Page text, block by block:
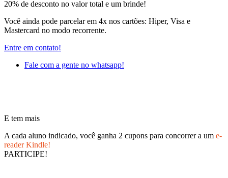
20% de desconto no valor total e um brinde!
Você ainda pode parcelar em 4x nos cartões: Hiper, Visa e
Mastercard no modo recorrente.
Entre em contato!
Fale com a gente no whatsapp!
E tem mais
A cada aluno indicado, você ganha 2 cupons para concorrer a um e-
reader Kindle!
PARTICIPE!